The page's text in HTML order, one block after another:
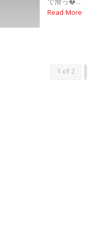
で滑っ�...
Read More
1 of 2